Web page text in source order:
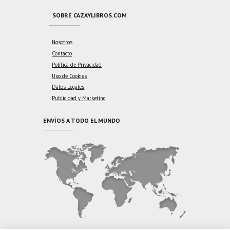
SOBRE CAZAYLIBROS.COM
Nosotros
Contacto
Política de Privacidad
Uso de Cookies
Datos Legales
Publicidad y Marketing
ENVÍOS A TODO EL MUNDO